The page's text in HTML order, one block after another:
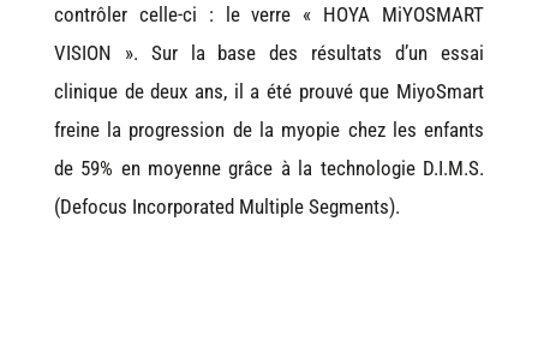
contrôler celle-ci : le verre « HOYA MiYOSMART
VISION ». Sur la base des résultats d’un essai
clinique de deux ans, il a été prouvé que MiyoSmart
freine la progression de la myopie chez les enfants
de 59% en moyenne grâce à la technologie D.I.M.S.
(Defocus Incorporated Multiple Segments).